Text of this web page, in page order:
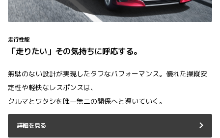
走行性能
「走りたい」その気持ちに呼応する。
無駄のない設計が実現したタフなパフォーマンス。優れた操縦安
定性や軽快なレスポンスは、
クルマとワタシを唯一無二の関係へと導いていく。
詳細を見る